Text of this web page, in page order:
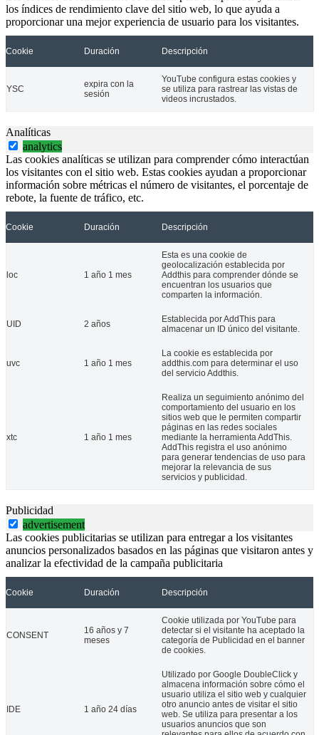
La Confederación Española de Personas con Discapacidad Física
06 Jun 2024
los índices de rendimiento clave del sitio web, lo que ayuda a
proporcionar una mejor experiencia de usuario para los visitantes.
Cookie Duración Descripción
YSC
expira con la
sesión
YouTube configura estas cookies y
se utiliza para rastrear las vistas de
videos incrustados.
Analíticas
analytics
Las cookies analíticas se utilizan para comprender cómo interactúan
los visitantes con el sitio web. Estas cookies ayudan a proporcionar
información sobre métricas el número de visitantes, el porcentaje de
rebote, la fuente de tráfico, etc.
Cookie Duración Descripción
loc 1 año 1 mes
Esta es una cookie de
geolocalización establecida por
Addthis para comprender dónde se
encuentran los usuarios que
comparten la información.
UID 2 años
Establecida por AddThis para
almacenar un ID único del visitante.
uvc 1 año 1 mes
La cookie es establecida por
addthis.com para determinar el uso
del servicio Addthis.
xtc 1 año 1 mes
Realiza un seguimiento anónimo del
comportamiento del usuario en los
sitios web que le permiten compartir
páginas en las redes sociales
mediante la herramienta AddThis.
AddThis registra el uso anónimo
para generar tendencias de uso para
mejorar la relevancia de sus
servicios y publicidad.
Publicidad
advertisement
Las cookies publicitarias se utilizan para entregar a los visitantes
anuncios personalizados basados en las páginas que visitaron antes y
analizar la efectividad de la campaña publicitaria
Cookie Duración Descripción
CONSENT
16 años y 7
meses
Cookie utilizada por YouTube para
detectar si el visitante ha aceptado la
categoría de Publicidad en el banner
de cookies.
IDE 1 año 24 días
Utilizado por Google DoubleClick y
almacena información sobre cómo el
usuario utiliza el sitio web y cualquier
otro anuncio antes de visitar el sitio
web. Se utiliza para presentar a los
usuarios anuncios que son